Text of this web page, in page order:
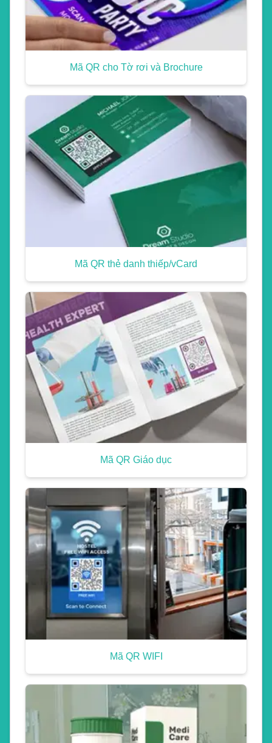
Mã QR cho Tờ rơi và Brochure
Mã QR thẻ danh thiếp/vCard
Mã QR Giáo dục
Mã QR WIFI